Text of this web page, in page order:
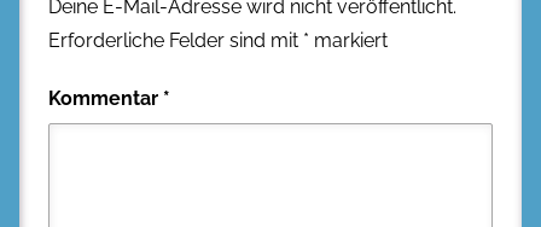
Deine E-Mail-Adresse wird nicht veröffentlicht.
Erforderliche Felder sind mit * markiert
Kommentar *